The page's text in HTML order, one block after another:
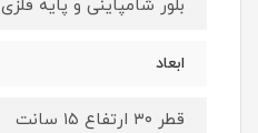
بلور شامپاینی و پایه فلزی
ابعاد
قطر ۳۰ ارتفاع ۱۵ سانت